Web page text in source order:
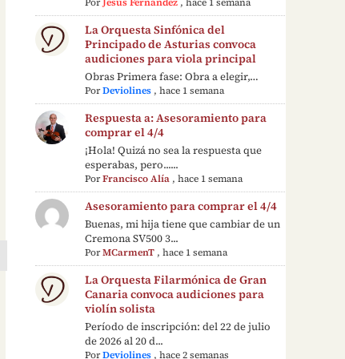
La Orquesta Sinfónica del
Principado de Asturias convoca
audiciones para viola principal
Obras Primera fase: Obra a elegir,…
PorDeviolines ,hace 1 semana
Respuesta a: Asesoramiento para
comprar el 4/4
¡Hola! Quizá no sea la respuesta que
esperabas, pero......
PorFrancisco Alía ,hace 1 semana
Asesoramiento para comprar el 4/4
Buenas, mi hija tiene que cambiar de un
Cremona SV500 3...
PorMCarmenT ,hace 1 semana
La Orquesta Filarmónica de Gran
Canaria convoca audiciones para
violín solista
Período de inscripción: del 22 de julio
de 2026 al 20 d...
PorDeviolines ,hace 2 semanas